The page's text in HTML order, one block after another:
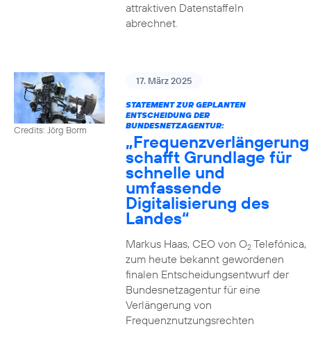
attraktiven Datenstaffeln
abrechnet.
Credits: Jörg Borm
17. März 2025
STATEMENT ZUR GEPLANTEN
ENTSCHEIDUNG DER
BUNDESNETZAGENTUR:
„Frequenzverlängerung
schafft Grundlage für
schnelle und
umfassende
Digitalisierung des
Landes“
Markus Haas, CEO von O2Telefónica,
zum heute bekannt gewordenen
finalen Entscheidungsentwurf der
Bundesnetzagentur für eine
Verlängerung von
Frequenznutzungsrechten